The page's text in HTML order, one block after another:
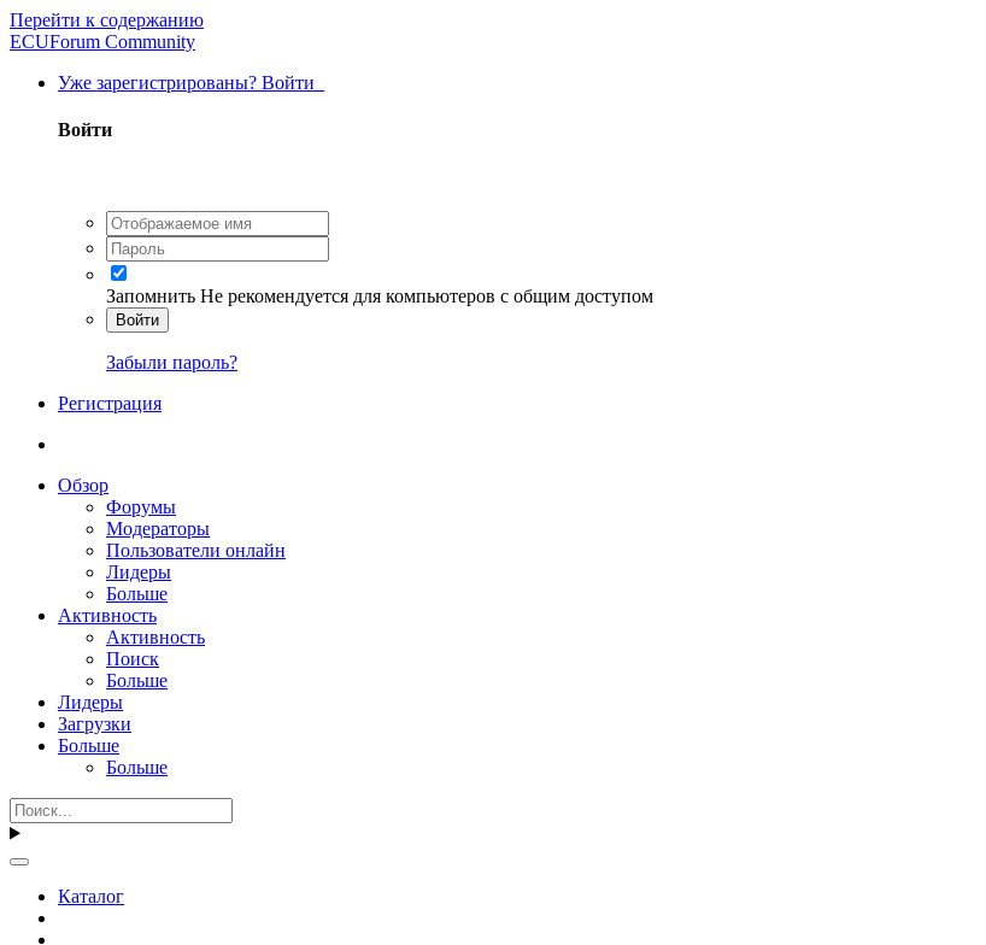
Перейти к содержанию
ECUForum Community
Уже зарегистрированы? Войти
Войти
Запомнить Не рекомендуется для компьютеров с общим доступом
Войти
Забыли пароль?
Регистрация
Обзор
Форумы
Модераторы
Пользователи онлайн
Лидеры
Больше
Активность
Активность
Поиск
Больше
Лидеры
Загрузки
Больше
Больше
Каталог